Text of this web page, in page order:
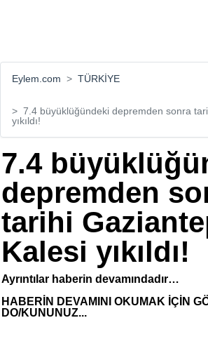
Eylem.com TÜRKİYE
7.4 büyüklüğündeki depremden sonra
yıkıldı!
7.4
depremden
tarihi
Kalesi yıkıldı!
Ayrıntılar haberin devamındadır…
HABERİN DEVAMINI OKUMAK İÇİN
DO/KUNUNUZ...